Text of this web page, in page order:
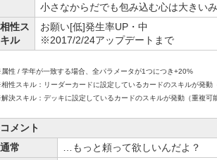
小さなからだでも包み込む心は大きいみ
相性ス
キル
お願い[低]発生率UP・中
※2017/2/24アップデートまで
性 / 学年が一致する場合、全パラメータが1つにつき+20%
性スキル：リーダーカードに設定しているカードのスキルが発動
決スキル：デッキに設定しているカードのスキルが発動（重複
コメント
通常
…もっと頼って欲しいんだよ？